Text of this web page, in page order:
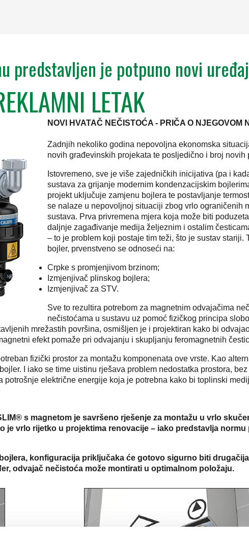
predstavljen je potpuno novi
LETAK
NOVI HVATAČ NEČISTOĆA - PRIČA O NJEGOVOM
Zadnjih nekoliko godina nepovoljna ekonomska
novih građevinskih projekata te posljedično i broj
Istovremeno, sve je više zajedničkih inicijativa (pa i
sustava za grijanje modernim kondenzacijskim
projekt uključuje zamjenu bojlera te postavljanje
se nalaze u nepovoljnoj situaciji zbog vrlo ograničenih
sustava. Prva privremena mjera koja može biti
daljnje zagađivanje medija željeznim i ostalim
– to je problem koji postaje tim teži, što je sustav
bojler, prvenstveno se odnoseći na:
Crpke s promjenjivom brzinom;
Izmjenjivač plinskog bojlera;
Izmjenjivač za STV.
Sve to rezultira potrebom za magnetnim odvajačima
nečistoćama u sustavu uz pomoć fizičkog principa
mrežastih površina, osmišljen je i projektiran kako bi
efekt pomaže pri odvajanju i skupljanju feromagnetnih
fizički prostor za montažu komponenata ove vrste. Kao
I iako se time uistinu rješava problem nedostatka prostora,
električne energije koja je potrebna kako bi toplinski
s magnetom je savršeno rješenje za montažu u vrlo
vrlo rijetko u projektima renovacije – iako predstavlja
konfiguracija priključaka će gotovo sigurno biti
odvajač nečistoća može montirati u optimalnom položaju.